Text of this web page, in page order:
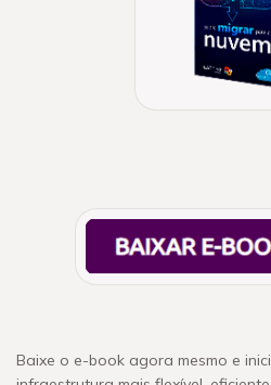
Baixe o e-book agora mesmo e